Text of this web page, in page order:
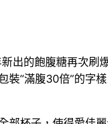
出的飽腹糖再次刷
“滿腹30倍”的字